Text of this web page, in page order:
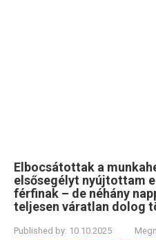
Elbocsátottak a
elsősegélyt nyújtottam
férfinak – de néhány
teljesen váratlan dolog
Published by: 10.10.2025